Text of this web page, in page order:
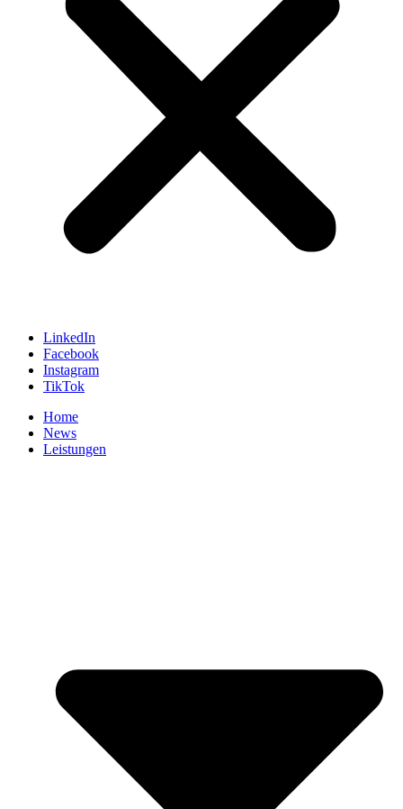
LinkedIn
Facebook
Instagram
TikTok
Home
News
Leistungen